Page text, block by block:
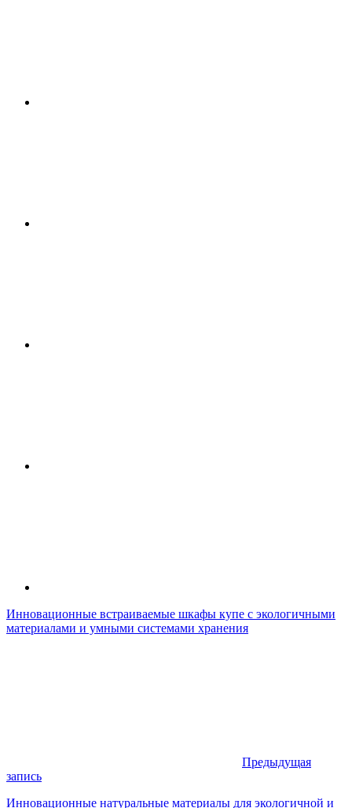
Инновационные встраиваемые шкафы купе с экологичными
материалами и умными системами хранения
Предыдущая
запись
Инновационные натуральные материалы для экологичной и